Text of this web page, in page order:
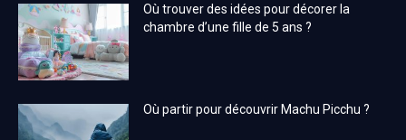
Où trouver des idées pour décorer la
chambre d’une fille de 5 ans ?
Où partir pour découvrir Machu Picchu ?